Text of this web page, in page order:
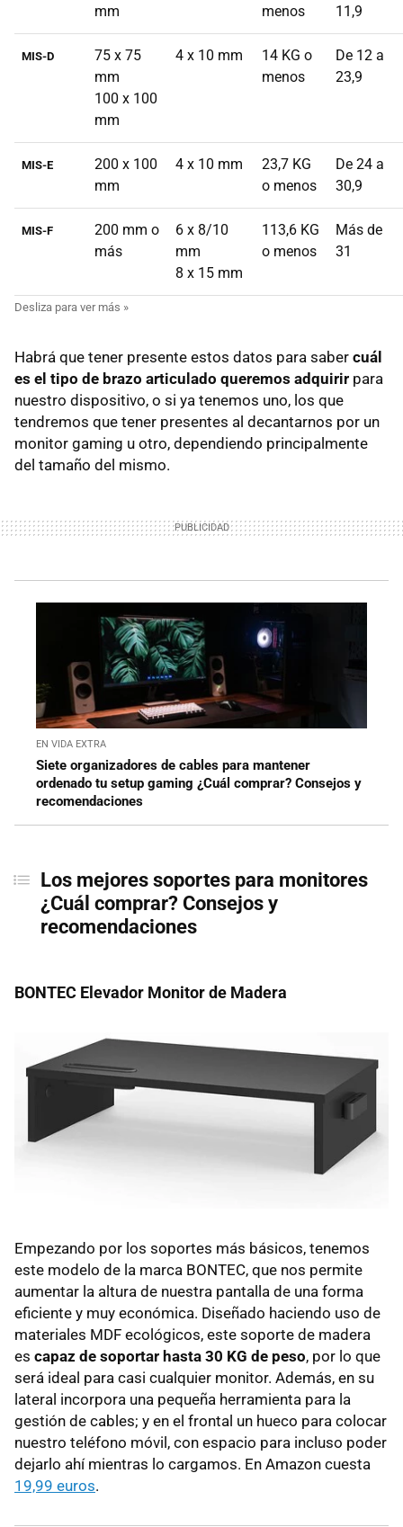
mm menos 11,9
MIS-D
75 x 75
mm
100 x 100
mm
4 x 10 mm
14 KG o
menos
De 12 a
23,9
MIS-E
200 x 100
mm
4 x 10 mm
23,7 KG
o menos
De 24 a
30,9
MIS-F
200 mm o
más
6 x 8/10
mm
8 x 15 mm
113,6 KG
o menos
Más de
31
Habrá que tener presente estos datos para saber cuál
es el tipo de brazo articulado queremos adquirir para
nuestro dispositivo, o si ya tenemos uno, los que
tendremos que tener presentes al decantarnos por un
monitor gaming u otro, dependiendo principalmente
del tamaño del mismo.
EN VIDA EXTRA
Siete organizadores de cables para mantener
ordenado tu setup gaming ¿Cuál comprar? Consejos y
recomendaciones
Los mejores soportes para monitores
¿Cuál comprar? Consejos y
recomendaciones
BONTEC Elevador Monitor de Madera
Empezando por los soportes más básicos, tenemos
este modelo de la marca BONTEC, que nos permite
aumentar la altura de nuestra pantalla de una forma
eficiente y muy económica. Diseñado haciendo uso de
materiales MDF ecológicos, este soporte de madera
es capaz de soportar hasta 30 KG de peso, por lo que
será ideal para casi cualquier monitor. Además, en su
lateral incorpora una pequeña herramienta para la
gestión de cables; y en el frontal un hueco para colocar
nuestro teléfono móvil, con espacio para incluso poder
dejarlo ahí mientras lo cargamos. En Amazon cuesta
19,99 euros.